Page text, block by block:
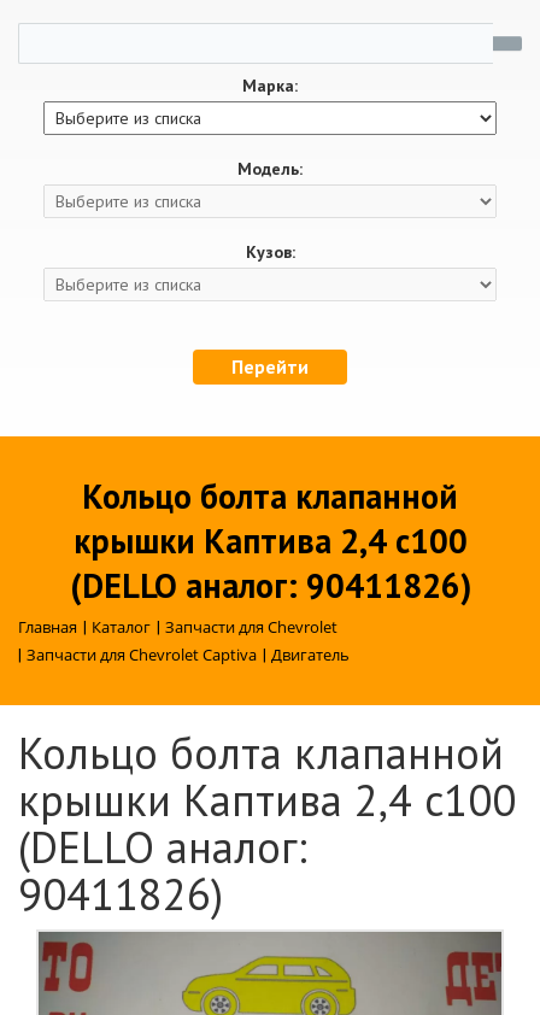
Марка:
Модель:
Кузов:
Перейти
Кольцо болта клапанной
крышки Каптива 2,4 c100
(DELLO аналог: 90411826)
Главная | Каталог | Запчасти для Chevrolet
| Запчасти для Chevrolet Captiva | Двигатель
Кольцо болта клапанной
крышки Каптива 2,4 c100
(DELLO аналог:
90411826)